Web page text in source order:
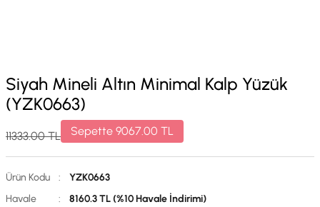
Siyah Mineli Altın Minimal Kalp Yüzük
(YZK0663)
11333.00TL Sepette 9067.00 TL
Ürün Kodu :
YZK0663
Havale
: 8160.3 TL (%10 Havale İndirimi)